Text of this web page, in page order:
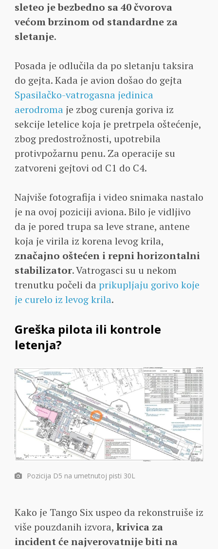
sleteo je bezbedno sa 40 čvorova
većom brzinom od standardne za
sletanje.
Posada je odlučila da po sletanju taksira
do gejta. Kada je avion došao do gejta
Spasilačko-vatrogasna jedinica
aerodroma je zbog curenja goriva iz
sekcije letelice koja je pretrpela oštećenje,
zbog predostrožnosti, upotrebila
protivpožarnu penu. Za operacije su
zatvoreni gejtovi od C1 do C4.
Najviše fotografija i video snimaka nastalo
je na ovoj poziciji aviona. Bilo je vidljivo
da je pored trupa sa leve strane, antene
koja je virila iz korena levog krila,
značajno oštećen i repni horizontalni
stabilizator. Vatrogasci su u nekom
trenutku počeli da prikupljaju gorivo koje
je curelo iz levog krila.
Greška pilota ili kontrole
letenja?
Pozicija D5 na umetnutoj pisti 30L
Kako je Tango Six uspeo da rekonstruiše iz
više pouzdanih izvora, krivica za
incident će najverovatnije biti na